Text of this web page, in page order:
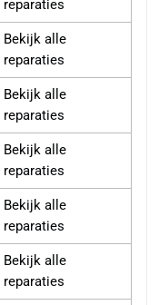
reparaties
Bekijk alle
reparaties
Bekijk alle
reparaties
Bekijk alle
reparaties
Bekijk alle
reparaties
Bekijk alle
reparaties